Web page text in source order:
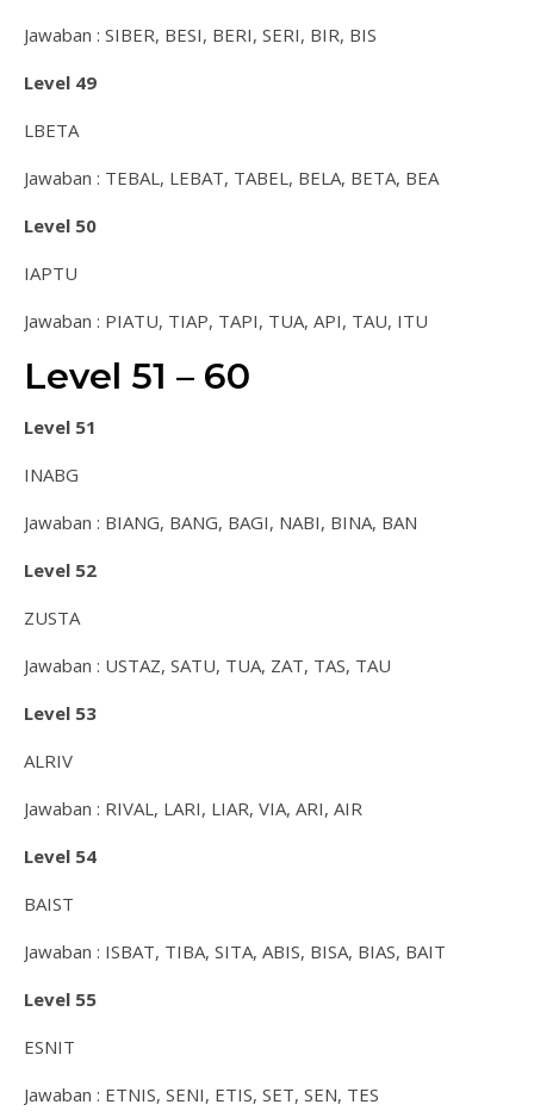
Jawaban : SIBER, BESI, BERI, SERI, BIR, BIS
Level 49
LBETA
Jawaban : TEBAL, LEBAT, TABEL, BELA, BETA, BEA
Level 50
IAPTU
Jawaban : PIATU, TIAP, TAPI, TUA, API, TAU, ITU
Level 51 – 60
Level 51
INABG
Jawaban : BIANG, BANG, BAGI, NABI, BINA, BAN
Level 52
ZUSTA
Jawaban : USTAZ, SATU, TUA, ZAT, TAS, TAU
Level 53
ALRIV
Jawaban : RIVAL, LARI, LIAR, VIA, ARI, AIR
Level 54
BAIST
Jawaban : ISBAT, TIBA, SITA, ABIS, BISA, BIAS, BAIT
Level 55
ESNIT
Jawaban : ETNIS, SENI, ETIS, SET, SEN, TES